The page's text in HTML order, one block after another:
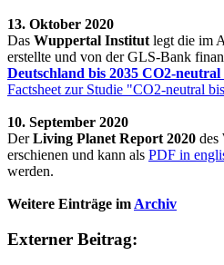
13. Oktober 2020
Das Wuppertal Institut legt die im
erstellte und von der GLS-Bank
Deutschland bis 2035 CO2-
Factsheet zur Studie "CO2-neutral
10. September 2020
DerLiving Planet Report 2020 des
erschienen und kann als PDF in
werden.
Weitere Einträge im Archiv
Externer Beitrag: